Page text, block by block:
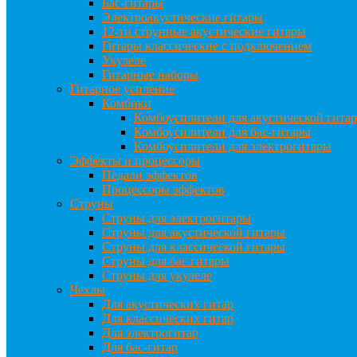
Бас-гитары
Электроакустические гитары
12-ти струнные акустические гитары
Гитары классические с подключением
Укулеле
Гитарные наборы
Гитарное усиление
Комбики
Комбоусилители для акустической
Комбоусилители для бас-гитары
Комбоусилители для электрогитары
Эффекты и процессоры
Педали эффектов
Процессоры эффектов
Струны
Струны для электрогитары
Струны для акустической гитары
Струны для классической гитары
Струны для бас гитары
Струны для укулеле
Чехлы
Для акустических гитар
Для классических гитар
Для электрогитар
Для бас-гитар